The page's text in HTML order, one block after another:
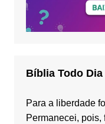
Bíblia Todo Dia
Para a liberdade
Permanecei, pois,